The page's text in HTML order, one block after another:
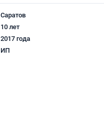
Саратов
10 лет
2017 года
ИП